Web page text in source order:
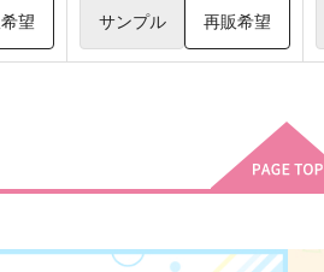
望 サンプル 再販希望